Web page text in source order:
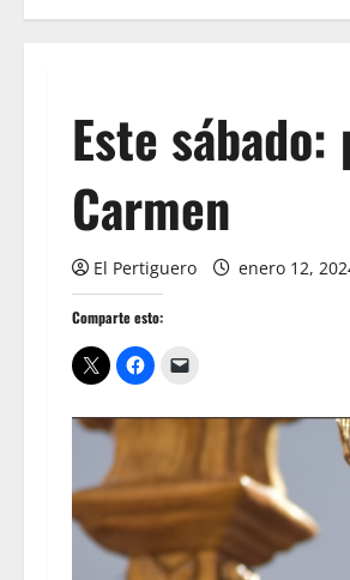
Este
Carmen
El Pertiguero enero 12,
Comparte esto: